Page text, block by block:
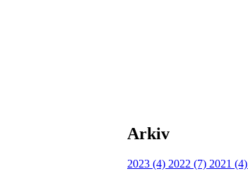
Arkiv
2023 (4) 2022 (7) 2021 (4)